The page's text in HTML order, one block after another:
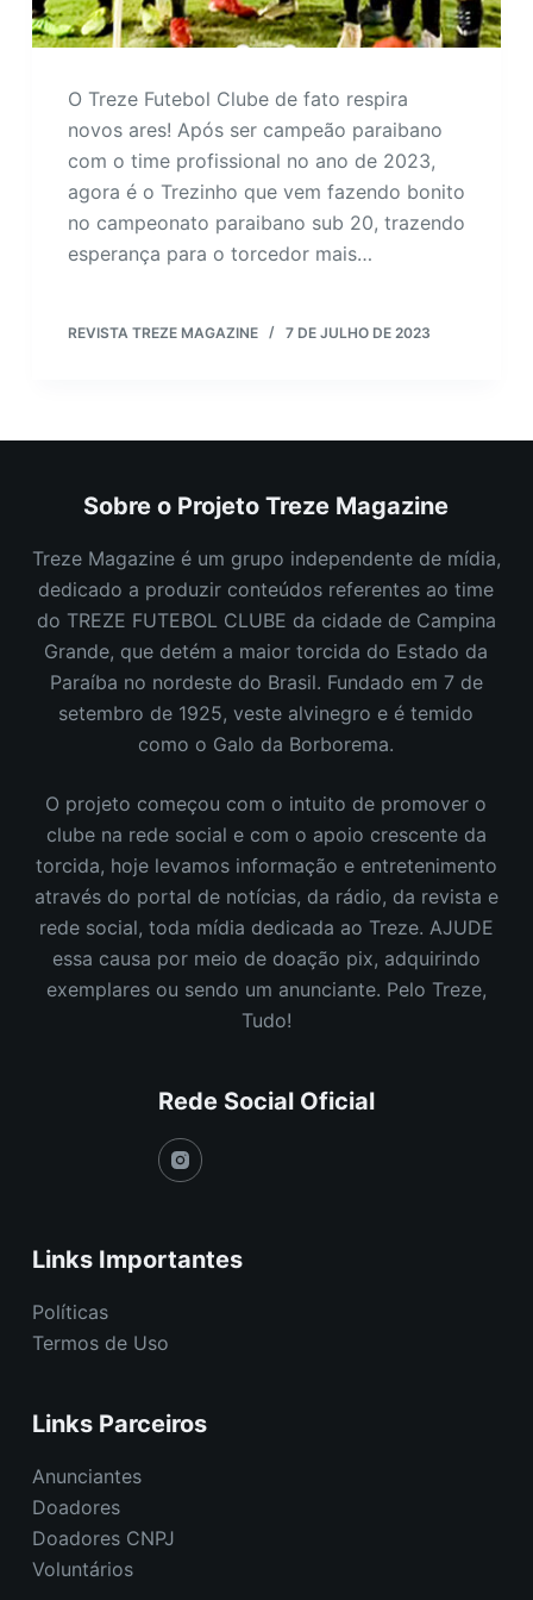
O Treze Futebol Clube de fato respira
novos ares! Após ser campeão paraibano
com o time profissional no ano de 2023,
agora é o Trezinho que vem fazendo bonito
no campeonato paraibano sub 20, trazendo
esperança para o torcedor mais…
REVISTA TREZE MAGAZINE 7 DE JULHO DE 2023
Sobre o Projeto Treze Magazine
Treze Magazine é um grupo independente de mídia,
dedicado a produzir conteúdos referentes ao time
do TREZE FUTEBOL CLUBE da cidade de Campina
Grande, que detém a maior torcida do Estado da
Paraíba no nordeste do Brasil. Fundado em 7 de
setembro de 1925, veste alvinegro e é temido
como o Galo da Borborema.
O projeto começou com o intuito de promover o
clube na rede social e com o apoio crescente da
torcida, hoje levamos informação e entretenimento
através do portal de notícias, da rádio, da revista e
rede social, toda mídia dedicada ao Treze. AJUDE
essa causa por meio de doação pix, adquirindo
exemplares ou sendo um anunciante. Pelo Treze,
Tudo!
Rede Social Oficial
Links Importantes
Políticas
Termos de Uso
Links Parceiros
Anunciantes
Doadores
Doadores CNPJ
Voluntários